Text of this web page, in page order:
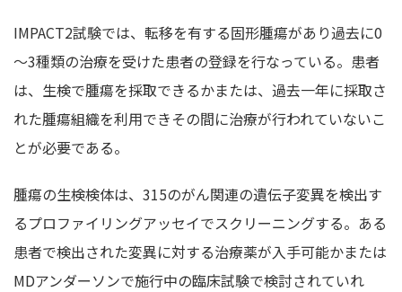
IMPACT2試験では、転移を有する固形腫瘍があり過去に0
～3種類の治療を受けた患者の登録を行なっている。患者
は、生検で腫瘍を採取できるかまたは、過去一年に採取さ
れた腫瘍組織を利用できその間に治療が行われていないこ
とが必要である。
腫瘍の生検検体は、315のがん関連の遺伝子変異を検出す
るプロファイリングアッセイでスクリーニングする。ある
患者で検出された変異に対する治療薬が入手可能かまたは
MDアンダーソンで施行中の臨床試験で検討されていれ